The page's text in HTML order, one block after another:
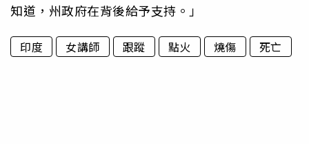
知道，州政府在背後給予支持。」
印度 女講師 跟蹤 點火 燒傷 死亡